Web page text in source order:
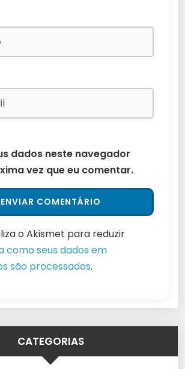
dados neste navegador
vez que eu comentar.
o Akismet para reduzir
como seus dados em
são processados.
CATEGORIAS